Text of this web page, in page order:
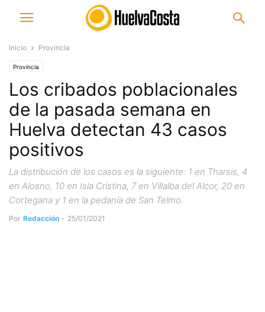
Inicio Provincia
Provincia
Los cribados poblacionales
de la pasada semana en
Huelva detectan 43 casos
positivos
La distribución de los casos es la siguiente: 1 en Tharsis, 4
en Alosno, 10 en Isla Cristina, 7 en Villalba del Alcor, 20 en
Cortegana y 1 en la pedanía de San Telmo.
Por Redacción - 25/01/2021